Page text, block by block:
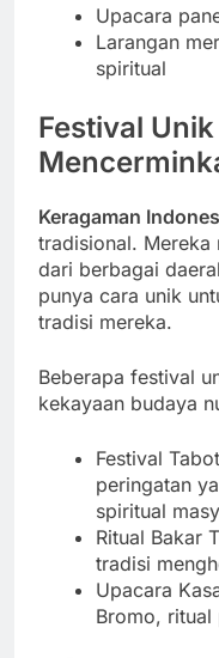
Upacara
Larangan
spiritual
Festival
Keragaman
tradisional. Mereka
dari berbagai
punya cara unik
tradisi mereka.
Beberapa festival
kekayaan budaya
Festival
peringatan
spiritual
Ritual Bakar
tradisi
Upacara
Bromo, ritual